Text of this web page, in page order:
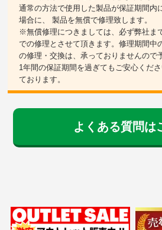
通常の方法で使用した製品が保証期間内
場合に、 製品を無償で修理致します。
※無償修理につきましては、必ず弊社ま
での修理とさせて頂きます。修理期間中
の修理・交換は、承っておりませんので
1年間の保証期間を過ぎてもご安心くだ
ております。
よくある質問は